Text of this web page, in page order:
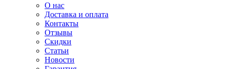
О нас
Доставка и оплата
Контакты
Отзывы
Скидки
Статьи
Новости